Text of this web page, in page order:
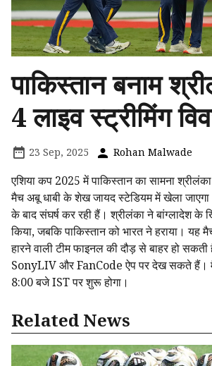
पाकिस्तान बनाम
4 लाइव स्ट्रीमिंग
23 Sep, 2025 Rohan Malwade
एशिया कप 2025 में पाकिस्तान का सामना
मैच अबू धाबी के शेख जायद स्टेडियम में खेला
के बाद संघर्ष कर रही हैं। श्रीलंका ने बांग्लादेश के
किया, जबकि पाकिस्तान को भारत ने हराया। यह
हारने वाली टीम फाइनल की दौड़ से बाहर हो
SonyLIV और FanCode ऐप पर देख सकते हैं।
8:00 बजे IST पर शुरू होगा।
Related News